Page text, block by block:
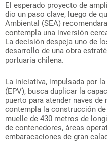
El esperado proyecto de
dio un paso clave, luego de
Ambiental (SEA)
contempla una inversión
La decisión despeja uno de
desarrollo de una obra
portuaria chilena.
La iniciativa, impulsada por
(EPV), busca duplicar la
puerto para atender naves
contempla la construcción
muelle de 430 metros de
de contenedores, áreas
embaracaciones de gran